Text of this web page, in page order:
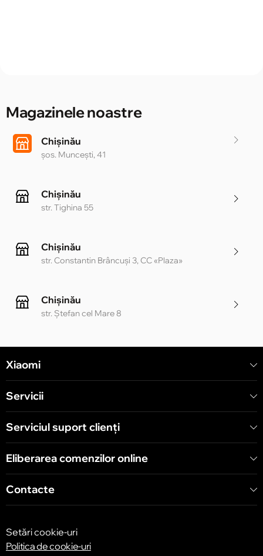
Magazinele noastre
Chișinău
șos. Muncești, 41
Chișinău
str. Tighina 55
Chișinău
str. Constantin Brâncuși 3, CC «Plaza»
Chișinău
str. Ștefan cel Mare 8
Chișinău
str. Arborilor 21, CC «Shopping MallDova»
Xiaomi
Servicii
Serviciul suport clienţi
Eliberarea comenzilor online
Contacte
Setări cookie-uri
Politica de cookie-uri